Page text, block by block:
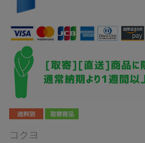
コクヨ